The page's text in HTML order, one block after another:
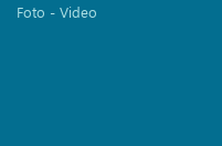
Foto - Video